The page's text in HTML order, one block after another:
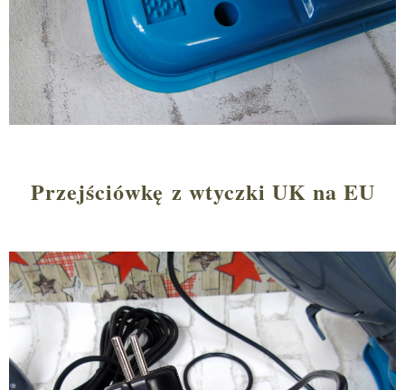
Przejściówkę z wtyczki UK na EU